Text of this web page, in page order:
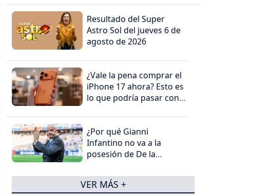
Resultado del Super
Astro Sol del jueves 6 de
agosto de 2026
¿Vale la pena comprar el
iPhone 17 ahora? Esto es
lo que podría pasar con
próximos meses
¿Por qué Gianni
Infantino no va a la
posesión de De la
VER MÁS +